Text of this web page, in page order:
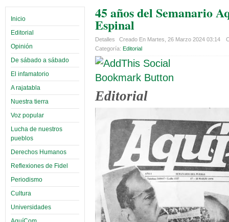
Inicio
Editorial
Opinión
De sábado a sábado
El infamatorio
A rajatabla
Nuestra tierra
Voz popular
Lucha de nuestros
pueblos
Derechos Humanos
Reflexiones de Fidel
Periodismo
Cultura
Universidades
45 años del Semanario
Espinal
Detalles Creado En Martes, 26 Marzo 2024 03:14
Categoría: Editorial
Editorial